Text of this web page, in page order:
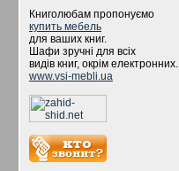
Книголюбам пропонуємо
купить мебель
для ваших книг.
Шафи зручні для всіх
видів книг, окрім електронних.
www.vsi-mebli.ua